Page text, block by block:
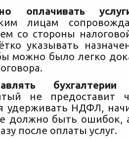
оплачивать
лицам
со стороны
указывать
можно было легко
не предоставит
удерживать НДФЛ,
должно быть ошибок,
после оплаты услуг.